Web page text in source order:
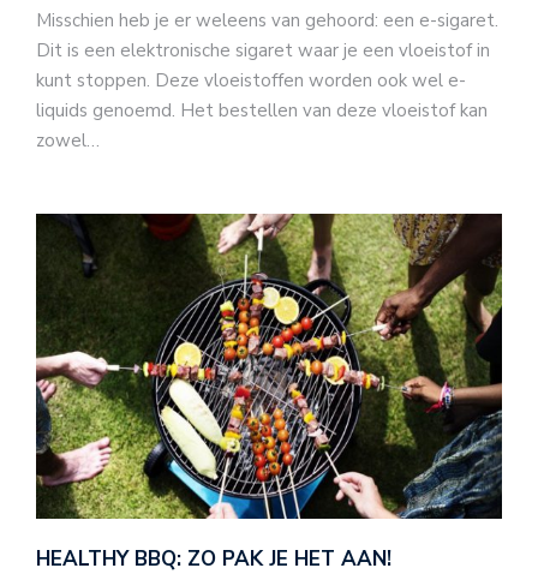
Misschien heb je er weleens van gehoord: een e-sigaret.
Dit is een elektronische sigaret waar je een vloeistof in
kunt stoppen. Deze vloeistoffen worden ook wel e-
liquids genoemd. Het bestellen van deze vloeistof kan
zowel…
HEALTHY BBQ: ZO PAK JE HET AAN!